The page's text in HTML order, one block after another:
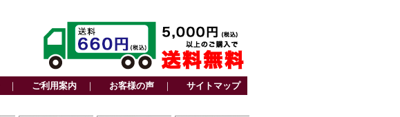
｜ ご利用案内 ｜ お客様の声 ｜ サイトマップ